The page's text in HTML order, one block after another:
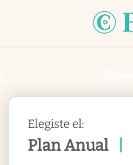
Elegiste el:
Plan Anual